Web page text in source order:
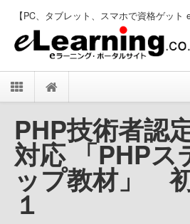
【PC、タブレット、スマホで資格ゲット
PHP技術者認
対応 「PHPス
ップ教材」
１